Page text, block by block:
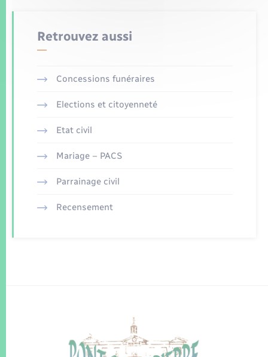
Retrouvez aussi
Concessions funéraires
Elections et citoyenneté
Etat civil
Mariage – PACS
Parrainage civil
Recensement